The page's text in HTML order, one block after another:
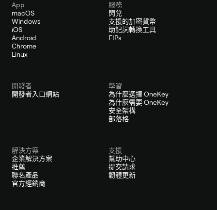
App
macOS
Windows
iOS
Android
Chrome
Linux
服務
閃兌
支援的加密貨幣
助記詞轉換工具
EIPs
開發者
開發者入口網站
學習
為什麼選擇 OneKey
為什麼需要 OneKey
安全架構
部落格
解決方案
企業解決方案
推薦
聯名產品
官方經銷商
支援
幫助中心
提交請求
韌體更新